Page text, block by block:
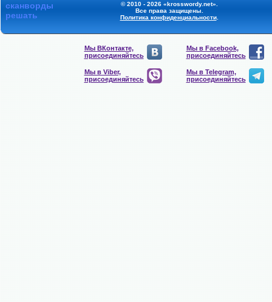
сканворды
решать
© 2010 - 2026 «krosswordy.net».
Все права защищены.
Политика конфиденциальности.
Мы ВКонтакте,
присоединяйтесь
Мы в Facebook,
присоединяйтесь
Мы в Viber,
присоединяйтесь
Мы в Telegram,
присоединяйтесь